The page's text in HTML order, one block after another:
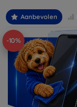
Aanbevolen
-10%